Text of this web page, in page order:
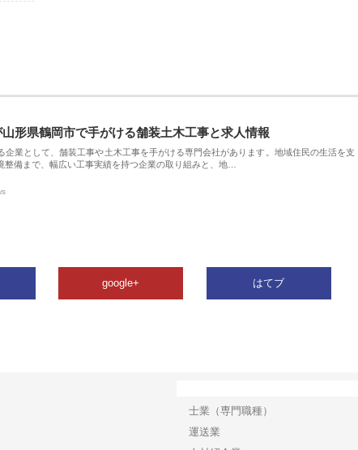
形県鶴岡市で手がける舗装土木工事と求人情報
企業として、舗装工事や土木工事を手がける専門会社があります。地域住民の生活を支
整備まで、幅広い工事実績を持つ企業の取り組みと、地…
google+ はてブ
士業（専門職種）
運送業